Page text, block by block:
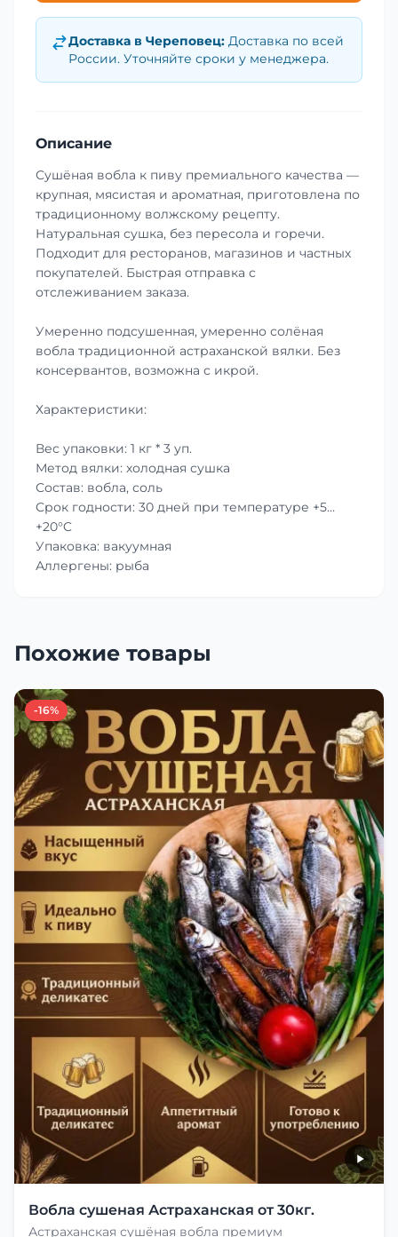
Доставка в Череповец: Доставка по всей
России. Уточняйте сроки у менеджера.
Описание
Сушёная вобла к пиву премиального качества —
крупная, мясистая и ароматная, приготовлена по
традиционному волжскому рецепту.
Натуральная сушка, без пересола и горечи.
Подходит для ресторанов, магазинов и частных
покупателей. Быстрая отправка с
отслеживанием заказа.
Умеренно подсушенная, умеренно солёная
вобла традиционной астраханской вялки. Без
консервантов, возможна с икрой.
Характеристики:
Вес упаковки: 1 кг * 3 уп.
Метод вялки: холодная сушка
Состав: вобла, соль
Срок годности: 30 дней при температуре +5…
+20°C
Упаковка: вакуумная
Аллергены: рыба
Похожие товары
-16%
Вобла сушеная Астраханская от 30кг.
Астраханская сушёная вобла премиум